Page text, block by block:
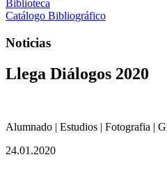
Biblioteca
Catálogo Bibliográfico
Noticias
Llega Diálogos 2020
Alumnado | Estudios | Fotografia |
24.01.2020